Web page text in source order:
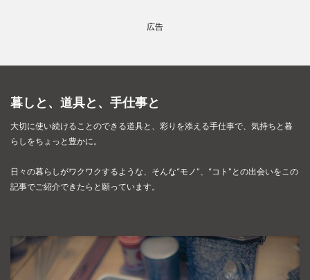
広告
暮しと、道具と、手仕事と
大切に使い続けることのできる道具と、彩りを添える手仕事で、 気持ちと暮
らしをちょっと豊かに。
日々の暮らしがワクワクするような、そんな“モノ”、“コト”との出会いを この
記事でご紹介できたらと願っています。